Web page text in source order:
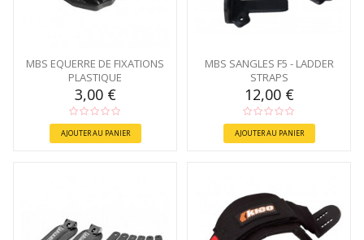
MBS EQUERRE DE FIXATIONS
PLASTIQUE
3,00 €
AJOUTER AU PANIER
MBS SANGLES F5 - LADDER
STRAPS
12,00 €
AJOUTER AU PANIER